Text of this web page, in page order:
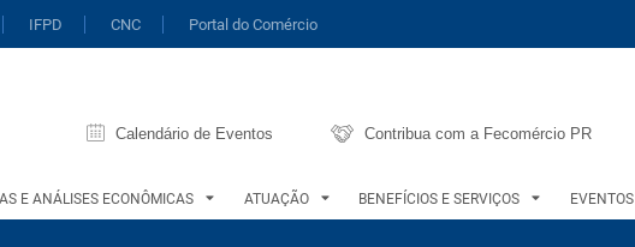
IFPD CNC Portal do Comércio
Calendário de Eventos Contribua com a Fecomércio PR
E ANÁLISES ECONÔMICAS ATUAÇÃO BENEFÍCIOS E SERVIÇOS EVENTOS